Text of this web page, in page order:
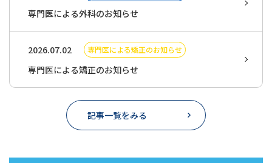
専門医による外科のお知らせ
2026.07.02 専門医による矯正のお知らせ
専門医による矯正のお知らせ
記事一覧をみる